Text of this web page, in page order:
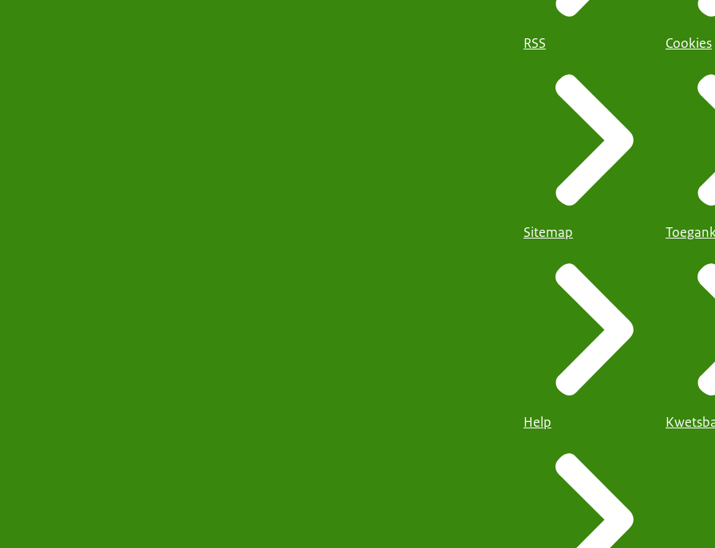
RSS
Sitemap
Help
Cookies